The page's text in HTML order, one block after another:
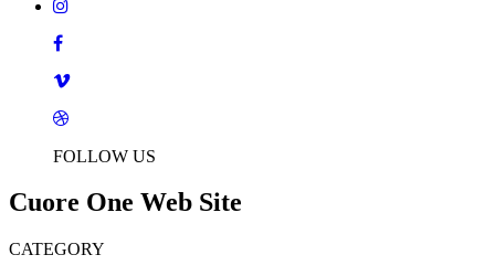
FOLLOW US
Cuore One Web Site
CATEGORY